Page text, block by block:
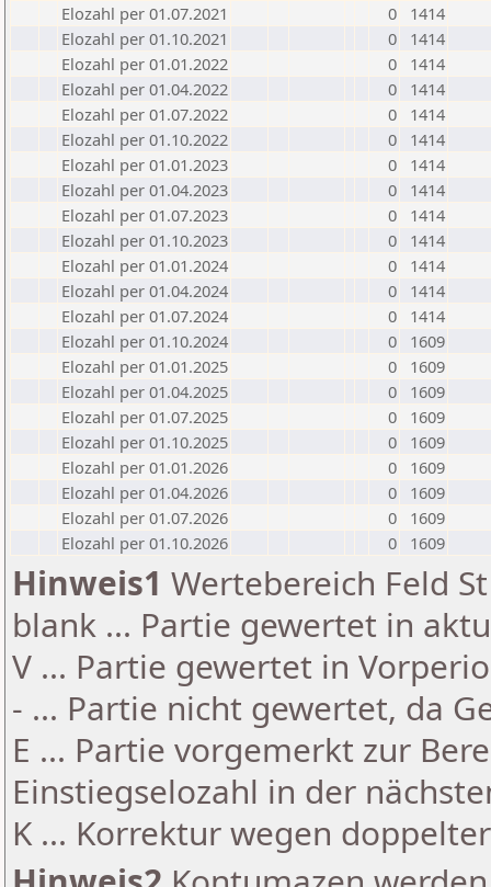
Elozahl per 01.07.2021
0
1414
Elozahl per 01.10.2021
0
1414
Elozahl per 01.01.2022
0
1414
Elozahl per 01.04.2022
0
1414
Elozahl per 01.07.2022
0
1414
Elozahl per 01.10.2022
0
1414
Elozahl per 01.01.2023
0
1414
Elozahl per 01.04.2023
0
1414
Elozahl per 01.07.2023
0
1414
Elozahl per 01.10.2023
0
1414
Elozahl per 01.01.2024
0
1414
Elozahl per 01.04.2024
0
1414
Elozahl per 01.07.2024
0
1414
Elozahl per 01.10.2024
0
1609
Elozahl per 01.01.2025
0
1609
Elozahl per 01.04.2025
0
1609
Elozahl per 01.07.2025
0
1609
Elozahl per 01.10.2025
0
1609
Elozahl per 01.01.2026
0
1609
Elozahl per 01.04.2026
0
1609
Elozahl per 01.07.2026
0
1609
Elozahl per 01.10.2026
0 1609
Hinweis1 Wertebereich Feld
blank ... Partie gewertet in
V ... Partie gewertet in
- ... Partie nicht gewertet, da
E ... Partie vorgemerkt zur
Einstiegselozahl in der
K ... Korrektur wegen